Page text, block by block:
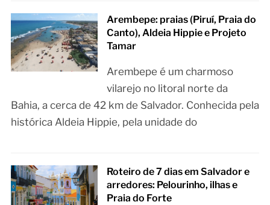
Arembepe: praias (Piruí, Praia do
Canto), Aldeia Hippie e Projeto
Tamar
Arembepe é um charmoso
vilarejo no litoral norte da
Bahia, a cerca de 42 km de Salvador. Conhecida pela
histórica Aldeia Hippie, pela unidade do
Roteiro de 7 dias em Salvador e
arredores: Pelourinho, ilhas e
Praia do Forte